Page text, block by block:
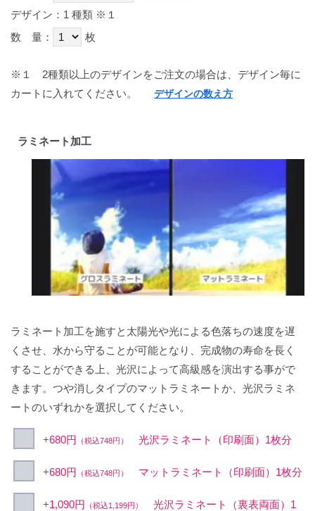
デザイン：1 種類 ※１
数 量：
枚
※１
2種類以上のデザインをご注文の場合は、デザイン毎に
カートに入れてください。
デザインの数え方
ラミネート加工
ラミネート加工を施すと太陽光や光による色落ちの速度を遅
くさせ、水から守ることが可能となり、完成物の寿命を長く
することができる上、光沢によって高級感を演出する事がで
きます。つや消しタイプのマットラミネートか、光沢ラミネ
ートのいずれかを選択してください。
+680円 （税込748円） 光沢ラミネート（印刷面）1枚分
+680円 （税込748円） マットラミネート（印刷面）1枚分
+1,090円 （税込1,199円）
光沢ラミネート（裏表両面）1